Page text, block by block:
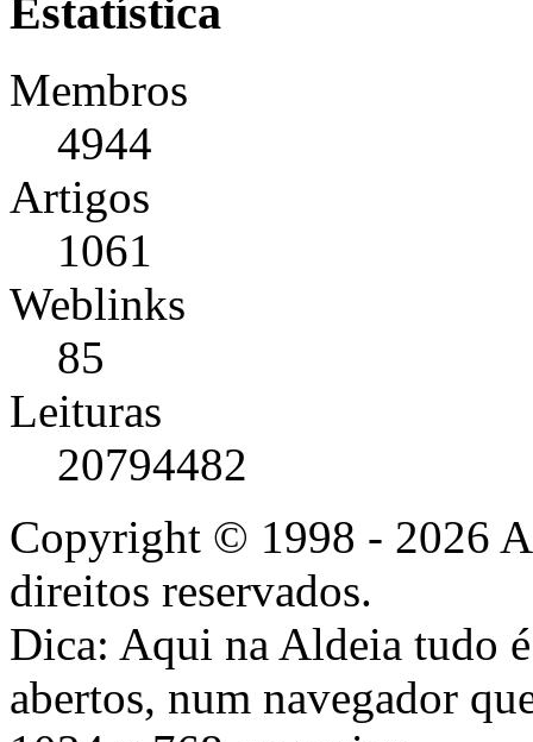
Estatística
Membros
4944
Artigos
1061
Weblinks
85
Leituras
20794482
Copyright © 1998 - 2026
direitos reservados.
Dica: Aqui na Aldeia tudo
abertos, num navegador